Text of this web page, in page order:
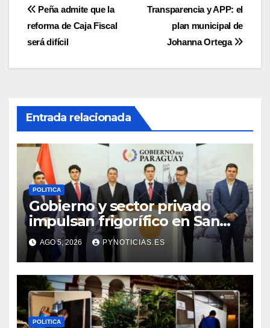
Navegación
de
entradas
Transparencia y APP: el
plan municipal de
Johanna Ortega
Peña admite que la
reforma de Caja Fiscal
será difícil
Entrada relacionada
POLITICA
Gobierno y sector privado
impulsan frigorífico en San
Pedro
AGO 5, 2026 PYNOTICIAS.ES
POLITICA